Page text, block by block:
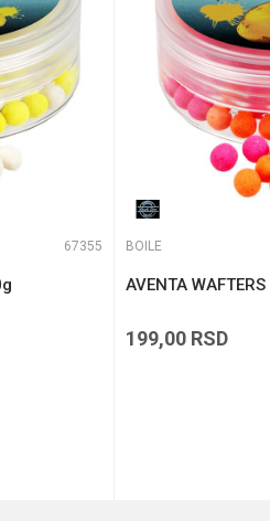
67355 BOILE
AVENTA
199,00 RSD